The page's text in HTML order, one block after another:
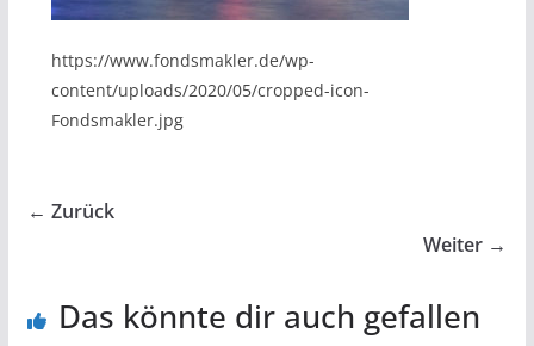
https://www.fondsmakler.de/wp-
content/uploads/2020/05/cropped-icon-
Fondsmakler.jpg
← Zurück
Weiter →
Das könnte dir auch gefallen